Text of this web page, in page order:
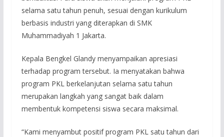
selama satu tahun penuh, sesuai dengan kurikulum
berbasis industri yang diterapkan di SMK
Muhammadiyah 1 Jakarta.
Kepala Bengkel Glandy menyampaikan apresiasi
terhadap program tersebut. Ia menyatakan bahwa
program PKL berkelanjutan selama satu tahun
merupakan langkah yang sangat baik dalam
membentuk kompetensi siswa secara maksimal.
“Kami menyambut positif program PKL satu tahun dari